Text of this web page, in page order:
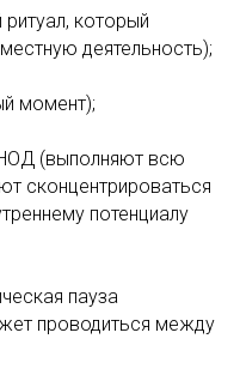
который
деятельность);
момент);
(выполняют всю
сконцентрироваться
потенциалу
пауза
проводиться между